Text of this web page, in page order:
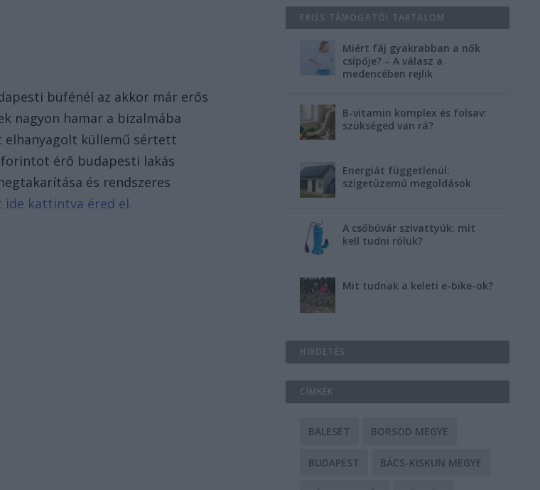
büfénél az akkor már erős
nagyon hamar a bizalmába
elhanyagolt küllemű sértett
érő budapesti lakás
és rendszeres
kattintva éred el.
FRISS TÁMOGATÓI TARTALOM
Miért fáj gyakrabban a nők
csípője? – A válasz a
medencében rejlik
B-vitamin komplex és folsav:
szükséged van rá?
Energiát függetlenül:
szigetüzemű megoldások
A csőbúvár szivattyúk: mit
kell tudni róluk?
Mit tudnak a keleti e-bike-ok?
HIRDETÉS
CÍMKÉK
BALESET BORSOD MEGYE
BUDAPEST BÁCS-KISKUN MEGYE